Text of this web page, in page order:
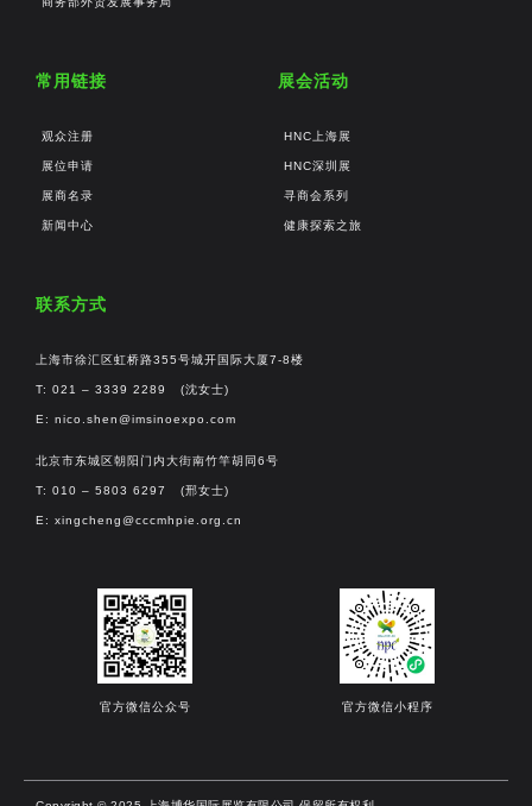
常用链接
观众注册
展位申请
展商名录
新闻中心
展会活动
HNC上海展
HNC深圳展
寻商会系列
健康探索之旅
联系方式
上海市徐汇区虹桥路355号城开国际大厦7-8楼
T: 021 – 3339 2289 (沈女士)
E: nico.shen@imsinoexpo.com
北京市东城区朝阳门内大街南竹竿胡同6号
T: 010 – 5803 6297 (邢女士)
E: xingcheng@cccmhpie.org.cn
官方微信公众号 官方微信小程序